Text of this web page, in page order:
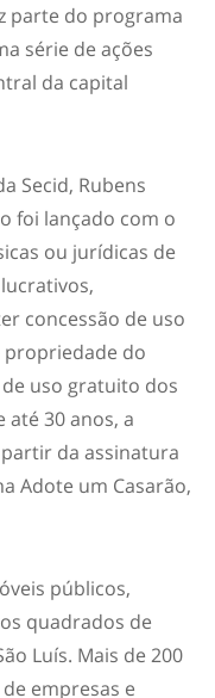
parte do programa
série de ações
da capital
Secid, Rubens
foi lançado com o
ou jurídicas de
concessão de uso
propriedade do
uso gratuito dos
até 30 anos, a
da assinatura
Adote um Casarão,
públicos,
quadrados de
Luís. Mais de 200
empresas e